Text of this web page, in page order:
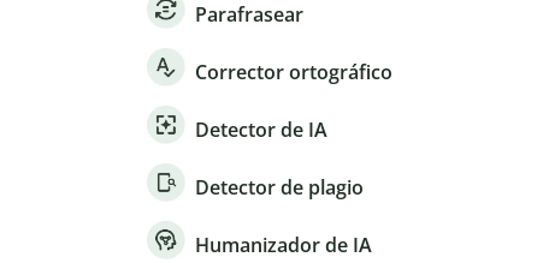
Parafrasear
Corrector ortográfico
Detector de IA
Detector de plagio
Humanizador de IA